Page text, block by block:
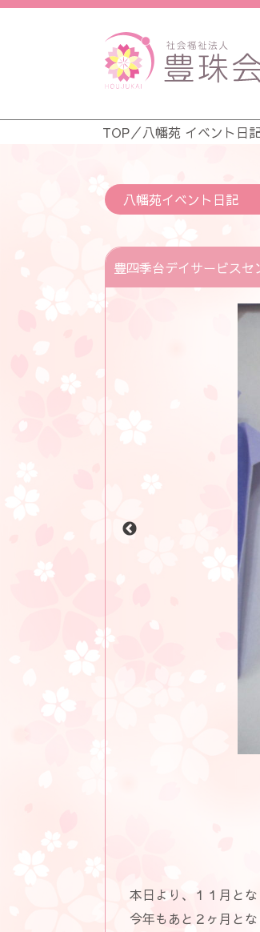
TOP／八幡苑 イベント日
八幡苑イベント日記
豊四季台デイサービス
本日より、１１月と
今年もあと２ヶ月と